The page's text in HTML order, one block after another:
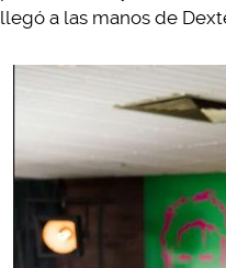
llegó a las manos de